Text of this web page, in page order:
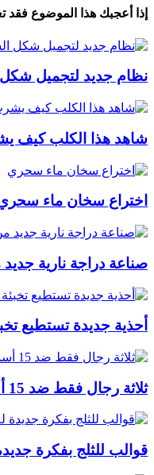
إذا أعجبك هذا الموضوع فقد
نظام جديد لتجميل شكل
شاهد هذا الكلب كيف
اختراع سخان ماء
صناعة دراجة نارية
أحذية جديدة تستطيع
ثلاثة رجال فقط ضد 15 أسد
قوالب للثلج بفكرة